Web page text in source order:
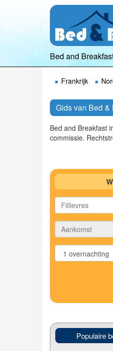
Bed and
Frankrijk
Gids van Bed
Bed and Breakfast
commissie.
Populaire